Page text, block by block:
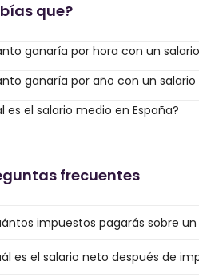
que?
ganaría por hora con un
ganaría por año con un
es el salario medio en España?
frecuentes
impuestos pagarás sobre
es el salario neto después de